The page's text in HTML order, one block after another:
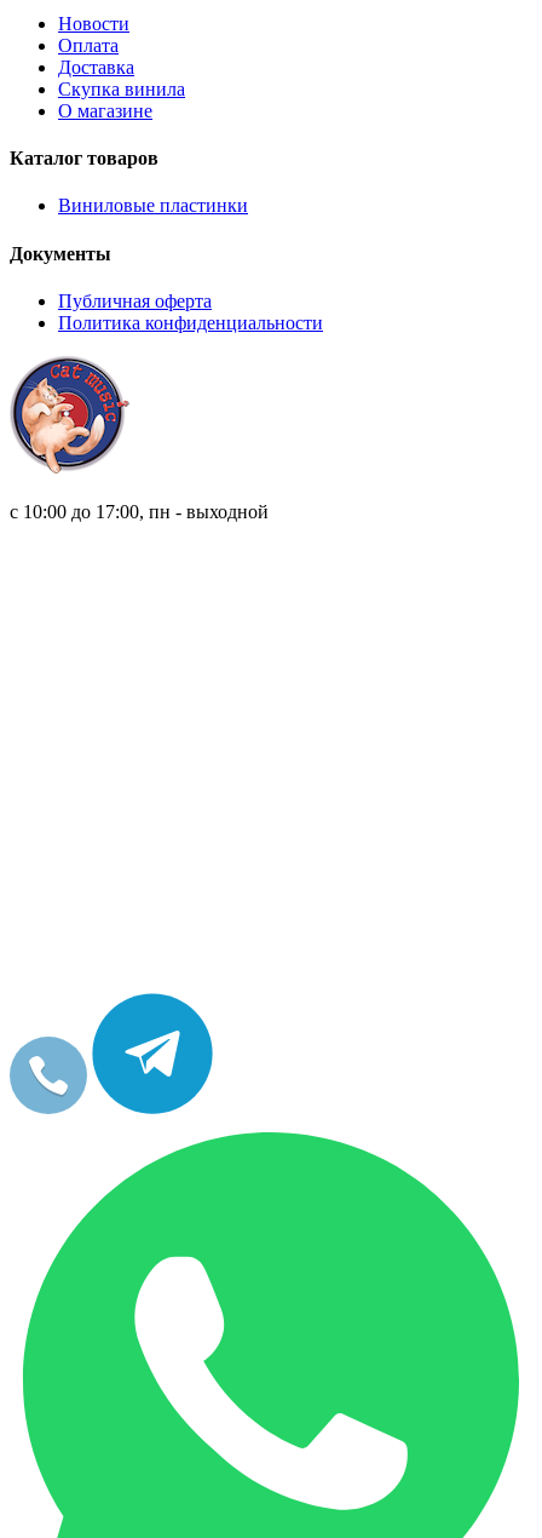
Новости
Оплата
Доставка
Скупка винила
О магазине
Каталог товаров
Виниловые пластинки
Документы
Публичная оферта
Политика конфиденциальности
с 10:00 до 17:00, пн - выходной